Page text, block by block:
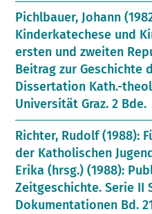
Pichlbauer, Johann
Kinderkatechese und
ersten und zweiten
Beitrag zur Geschichte
Dissertation Kath.-
Universität Graz. 2 Bde.
Richter, Rudolf (1988):
der Katholischen
Erika (hrsg.) (1988):
Zeitgeschichte. Serie II
Dokumentationen Bd.